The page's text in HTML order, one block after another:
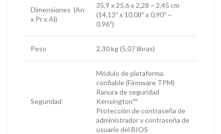
Dimensiones (An
x Pr x Al)
35,9 x 25,6 x 2,28 ~ 2,45 cm
(14,13″ x 10,08″ x 0,90″ ~
0,96″)
Peso 2,30 kg (5,07 libras)
Seguridad
Módulo de plataforma
confiable (Firmware TPM)
Ranura de seguridad
Kensington™
Protección de contraseña de
administrador y contraseña de
usuario del BIOS